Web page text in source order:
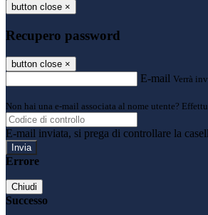
button close ×
Recupero password
button close ×
E-mail Verrà
Non hai una e-mail associata al nome utente?
E-mail inviata, si prega di controllare la
Errore
Chiudi
Successo